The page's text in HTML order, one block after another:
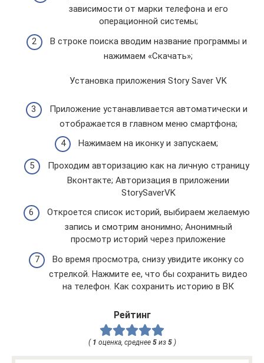
зависимости от марки телефона и его
операционной системы;
В строке поиска вводим название программы и
нажимаем «Скачать»;
Установка приложения Story Saver VK
Приложение устанавливается автоматически и
отображается в главном меню смартфона;
Нажимаем на иконку и запускаем;
Проходим авторизацию как на личную страницу
Вконтакте; Авторизация в приложении
StorySaverVK
Откроется список историй, выбираем желаемую
запись и смотрим анонимно; Анонимный
просмотр историй через приложение
Во время просмотра, снизу увидите иконку со
стрелкой. Нажмите ее, что бы сохранить видео
на телефон. Как сохранить историю в ВК
Рейтинг
( 1 оценка, среднее 5из 5)